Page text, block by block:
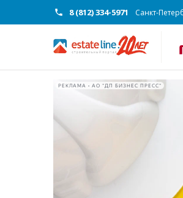
8 (812) 334-5971 Санкт-
РЕКЛАМА • АО "ДП БИЗНЕС ПРЕСС"